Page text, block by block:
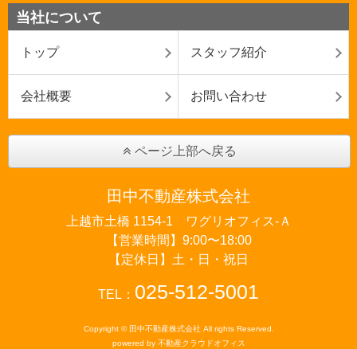
当社について
トップ スタッフ紹介
会社概要 お問い合わせ
ページ上部へ戻る
田中不動産株式会社
上越市土橋 1154-1 ワグリオフィス‐Ａ
【営業時間】9:00〜18:00
【定休日】土・日・祝日
TEL： 025-512-5001
Copyright © 田中不動産株式会社 All rights Reserved.
powered by 不動産クラウドオフィス